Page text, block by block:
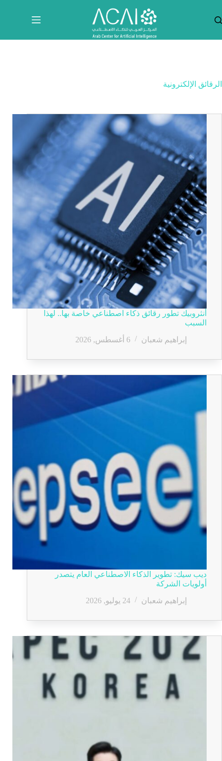
المحتوى
الرقائق الإلكترونية
أنثروبيك تطور رقائق ذكاء اصطناعي خاصة بها.. لهذا
السبب
إبراهيم شعبان
6 أغسطس, 2026
ديب سيك: تطوير الذكاء الاصطناعي العام يتصدر
أولويات الشركة
إبراهيم شعبان
24 يوليو, 2026